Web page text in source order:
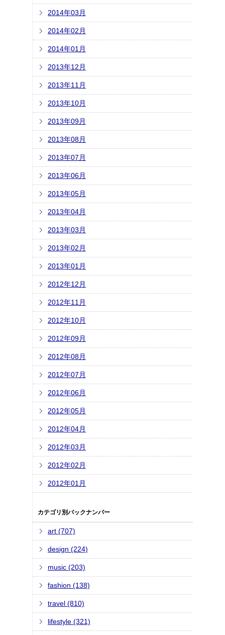
2014年03月
2014年02月
2014年01月
2013年12月
2013年11月
2013年10月
2013年09月
2013年08月
2013年07月
2013年06月
2013年05月
2013年04月
2013年03月
2013年02月
2013年01月
2012年12月
2012年11月
2012年10月
2012年09月
2012年08月
2012年07月
2012年06月
2012年05月
2012年04月
2012年03月
2012年02月
2012年01月
カテゴリ別バックナンバー
art (707)
design (224)
music (203)
fashion (138)
travel (810)
lifestyle (321)